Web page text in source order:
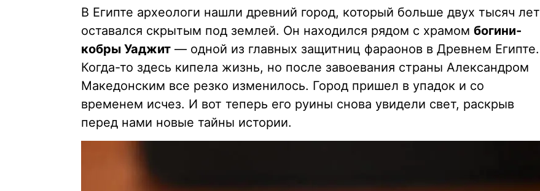
В Египте археологи нашли древний город, который больше двух тысяч лет
оставался скрытым под землей. Он находился рядом с храмом богини-
кобры Уаджит — одной из главных защитниц фараонов в Древнем Египте.
Когда-то здесь кипела жизнь, но после завоевания страны Александром
Македонским все резко изменилось. Город пришел в упадок и со
временем исчез. И вот теперь его руины снова увидели свет, раскрыв
перед нами новые тайны истории.